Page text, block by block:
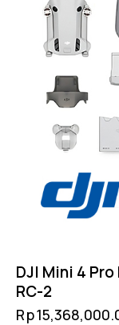
DJI Mini 4
RC-2
Rp